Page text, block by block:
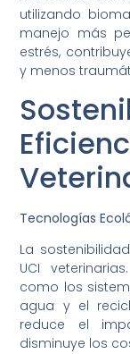
utilizando
manejo más
estrés,
y menos
Tecnologías
La
UCI
como los
agua y el
reduce el
disminuye los